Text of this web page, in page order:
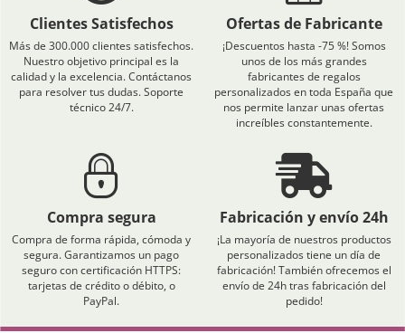
Clientes Satisfechos
Más de 300.000 clientes satisfechos.
Nuestro objetivo principal es la
calidad y la excelencia. Contáctanos
para resolver tus dudas. Soporte
técnico 24/7.
Ofertas de Fabricante
¡Descuentos hasta -75 %! Somos
unos de los más grandes
fabricantes de regalos
personalizados en toda España que
nos permite lanzar unas ofertas
increíbles constantemente.
Compra segura
Compra de forma rápida, cómoda y
segura. Garantizamos un pago
seguro con certificación HTTPS:
tarjetas de crédito o débito, o
PayPal.
Fabricación y envío 24h
¡La mayoría de nuestros productos
personalizados tiene un día de
fabricación! También ofrecemos el
envío de 24h tras fabricación del
pedido!